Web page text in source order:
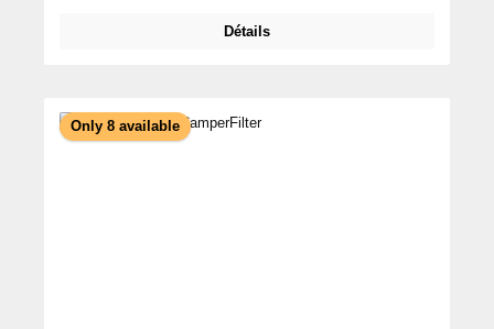
Détails
Only 8 available